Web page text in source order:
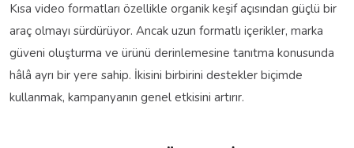
Kısa video formatları özellikle organik keşif açısından güçlü bir
araç olmayı sürdürüyor. Ancak uzun formatlı içerikler, marka
güveni oluşturma ve ürünü derinlemesine tanıtma konusunda
hâlâ ayrı bir yere sahip. İkisini birbirini destekler biçimde
kullanmak, kampanyanın genel etkisini artırır.